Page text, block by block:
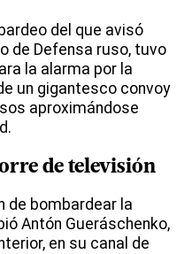
del que avisó
de Defensa ruso, tuvo
la alarma por la
un gigantesco convoy
aproximándose
de televisión
de bombardear la
Antón Gueráschenko,
en su canal de